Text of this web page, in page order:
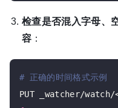
检查是否混入字母、
容 ：
# 正确的时间格式示例